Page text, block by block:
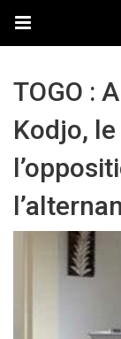
TOGO :
Kodjo,